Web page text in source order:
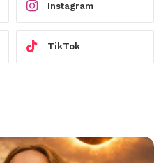
Instagram
TikTok